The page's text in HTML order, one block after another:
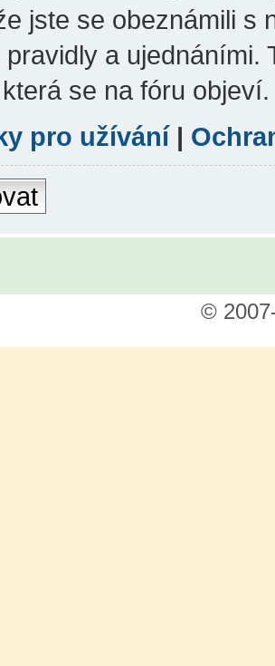
jste se obeznámili s
a ujednáními.
se na fóru objeví.
pro užívání|
©